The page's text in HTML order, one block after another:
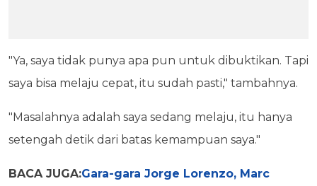
"Ya, saya tidak punya apa pun untuk dibuktikan. Tapi
saya bisa melaju cepat, itu sudah pasti," tambahnya.
"Masalahnya adalah saya sedang melaju, itu hanya
setengah detik dari batas kemampuan saya."
BACA JUGA:Gara-gara Jorge Lorenzo, Marc